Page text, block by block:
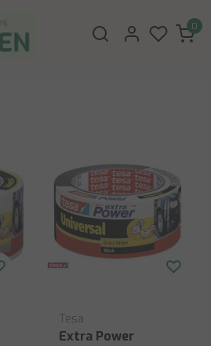
0
Tesa
Extra Power